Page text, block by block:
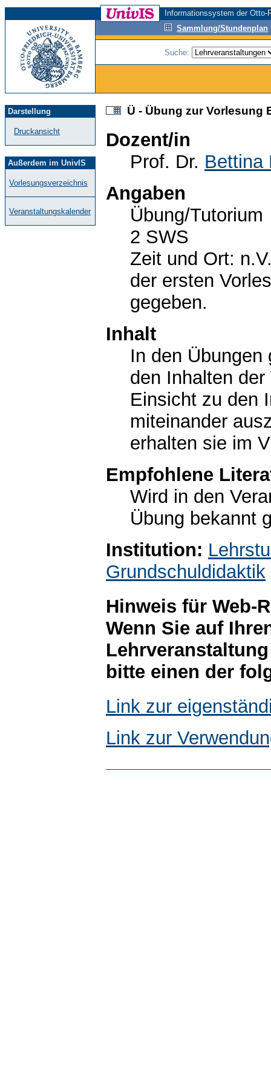
Informationssystem der
Sammlung/Stundenplan
Suche:
Darstellung
Druckansicht
Außerdem im UnivIS
Vorlesungsverzeichnis
Veranstaltungskalender
Ü - Übung zur Vorlesung
Dozent/in
Prof. Dr. Bettina
Angaben
Übung/Tutorium
2 SWS
Zeit und Ort:
der ersten
gegeben.
Inhalt
In den
den Inhalten
Einsicht zu den
miteinander
erhalten sie im
Empfohlene
Wird in den
Übung bekannt
Institution:
Grundschuldidaktik
Hinweis für Web-
Wenn Sie auf
bitte einen der
Link zur
Link zur